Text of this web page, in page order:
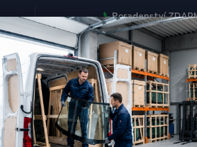
📞Poradenství
OBJEDNÁVEJTE DO STŘEDY 12:00 -
KONTAKTY
Hledat